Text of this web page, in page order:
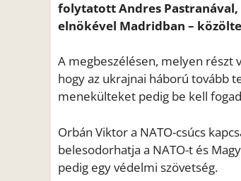
folytatott Andres
elnökével Madridban –
A megbeszélésen, melyen részt
hogy az ukrajnai háború tovább
menekülteket pedig be kell
Orbán Viktor a NATO-csúcs
belesodorhatja a NATO-t és
pedig egy védelmi szövetség.